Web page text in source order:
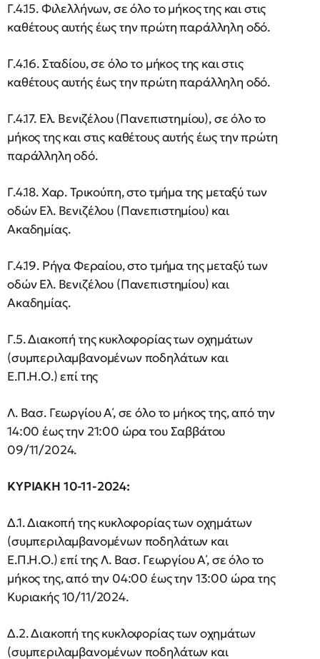
Γ.4.15. Φιλελλήνων, σε όλο το μήκος της και στις
καθέτους αυτής έως την πρώτη παράλληλη οδό.
Γ.4.16. Σταδίου, σε όλο το μήκος της και στις
καθέτους αυτής έως την πρώτη παράλληλη οδό.
Γ.4.17. Ελ. Βενιζέλου (Πανεπιστημίου), σε όλο το
μήκος της και στις καθέτους αυτής έως την πρώτη
παράλληλη οδό.
Γ.4.18. Χαρ. Τρικούπη, στο τμήμα της μεταξύ των
οδών Ελ. Βενιζέλου (Πανεπιστημίου) και
Ακαδημίας.
Γ.4.19. Ρήγα Φεραίου, στο τμήμα της μεταξύ των
οδών Ελ. Βενιζέλου (Πανεπιστημίου) και
Ακαδημίας.
Γ.5. Διακοπή της κυκλοφορίας των οχημάτων
(συμπεριλαμβανομένων ποδηλάτων και
Ε.Π.Η.Ο.) επί της
Λ. Βασ. Γεωργίου Α΄, σε όλο το μήκος της, από την
14:00 έως την 21:00 ώρα του Σαββάτου
09/11/2024.
ΚΥΡΙΑΚΗ 10-11-2024:
Δ.1. Διακοπή της κυκλοφορίας των οχημάτων
(συμπεριλαμβανομένων ποδηλάτων και
Ε.Π.Η.Ο.) επί της Λ. Βασ. Γεωργίου Α΄, σε όλο το
μήκος της, από την 04:00 έως την 13:00 ώρα της
Κυριακής 10/11/2024.
Δ.2. Διακοπή της κυκλοφορίας των οχημάτων
(συμπεριλαμβανομένων ποδηλάτων και